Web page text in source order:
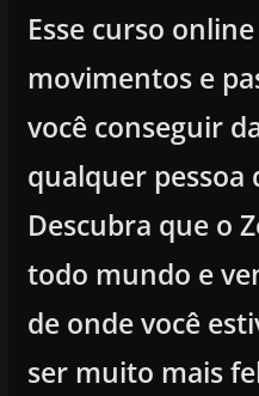
Esse curso
movimentos e
você conseguir
qualquer pessoa
Descubra que o
todo mundo e
de onde você
ser muito mais